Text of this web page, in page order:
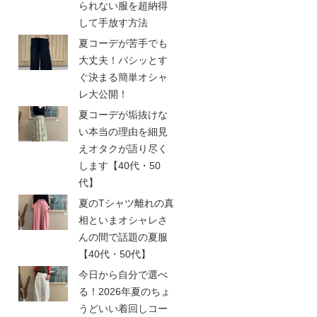
られない服を超納得
して手放す方法
夏コーデが苦手でも
大丈夫！バシッとす
ぐ決まる簡単オシャ
レ大公開！
夏コーデが垢抜けな
い本当の理由を細見
えオタクが語り尽く
します【40代・50
代】
夏のTシャツ離れの真
相といまオシャレさ
んの間で話題の夏服
【40代・50代】
今日から自分で選べ
る！2026年夏のちょ
うどいい着回しコー